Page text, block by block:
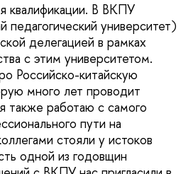
квалификации. В ВКПУ
педагогический университет)
делегацией в рамках
с этим университетом.
Российско-китайскую
много лет проводит
работаю с самого
пути на
стояли у истоков
одной из годовщин